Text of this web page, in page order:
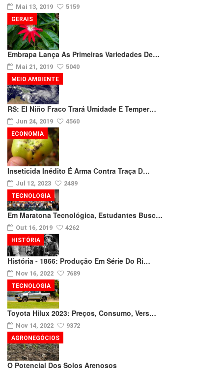
Mai 13, 2019 5159
Embrapa Lança As Primeiras Variedades De…
Mai 21, 2019 5040
GERAIS
RS: El Niño Fraco Trará Umidade E Temper…
Jun 24, 2019 4560
MEIO AMBIENTE
Inseticida Inédito É Arma Contra Traça D…
Jul 12, 2023 2489
ECONOMIA
Em Maratona Tecnológica, Estudantes Busc…
Out 16, 2019 4262
TECNOLOGIA
História - 1866: Produção Em Série Do Ri…
Nov 16, 2022 7689
HISTÓRIA
Toyota Hilux 2023: Preços, Consumo, Vers…
Nov 14, 2022 9372
TECNOLOGIA
O Potencial Dos Solos Arenosos
AGRONEGÓCIOS